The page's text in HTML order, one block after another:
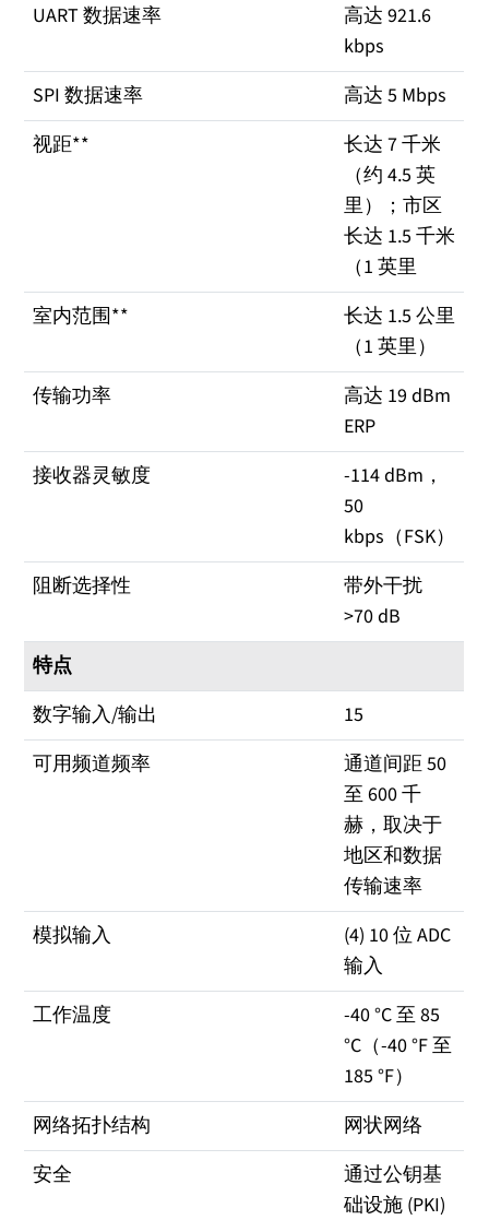
UART 数据速率
高达 921.6
kbps
SPI 数据速率
高达 5 Mbps
视距**
长达 7 千米
（约 4.5 英
里）；市区
长达 1.5 千米
（1 英里
室内范围**
长达 1.5 公里
（1 英里）
传输功率
高达 19 dBm
ERP
接收器灵敏度
-114 dBm，
50
kbps（FSK）
阻断选择性
带外干扰
>70 dB
特点
数字输入/输出
15
可用频道频率
通道间距 50
至 600 千
赫，取决于
地区和数据
传输速率
模拟输入
(4) 10 位 ADC
输入
工作温度
-40 °C 至 85
°C（-40 °F 至
185 °F）
网络拓扑结构
网状网络
安全
通过公钥基
础设施 (PKI)